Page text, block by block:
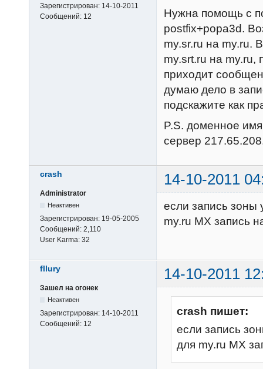
Зарегистрирован: 14-10-2011
Сообщений: 12
Нужна помощь с
postfix+popa3d.
my.sr.ru на my.ru.
my.srt.ru на my.ru,
приходит
думаю дело в
подскажите как
P.S. доменное
сервер
crash 14-10-2011
Administrator
Неактивен
Зарегистрирован: 19-05-2005
Сообщений: 2,110
User Karma: 32
если запись зоны
my.ru MX запись
fllury 14-10-2011
Зашел на огонек
Неактивен
Зарегистрирован: 14-10-2011
Сообщений: 12
crash пишет:
если запись
для my.ru MX